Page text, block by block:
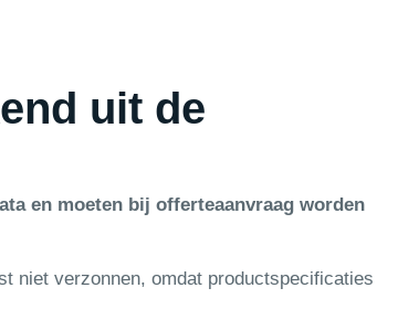
uit de
en moeten bij offerteaanvraag worden
niet verzonnen, omdat productspecificaties